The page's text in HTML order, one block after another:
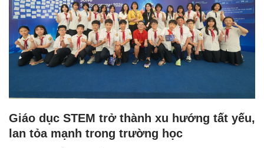
Giáo dục STEM trở thành xu hướng tất yếu,
lan tỏa mạnh trong trường học